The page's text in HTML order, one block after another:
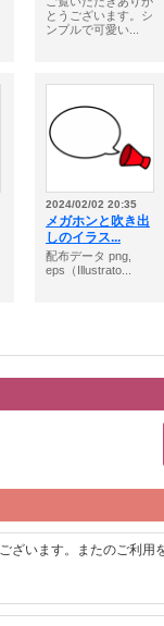
とうございます。シ
ンプルで可愛い...
2024/02/02 20:35
メガホンと吹き出
しのイラス...
配布データ png,
eps（Illustrato...
ざいます。またのご利用